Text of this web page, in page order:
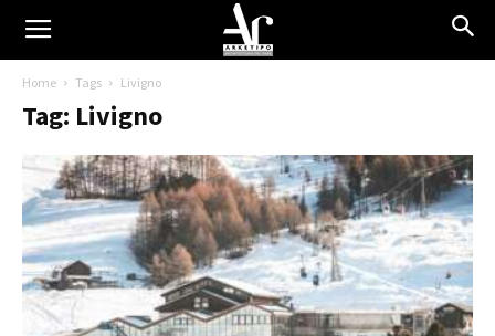
Home Tags Livigno
Tag: Livigno